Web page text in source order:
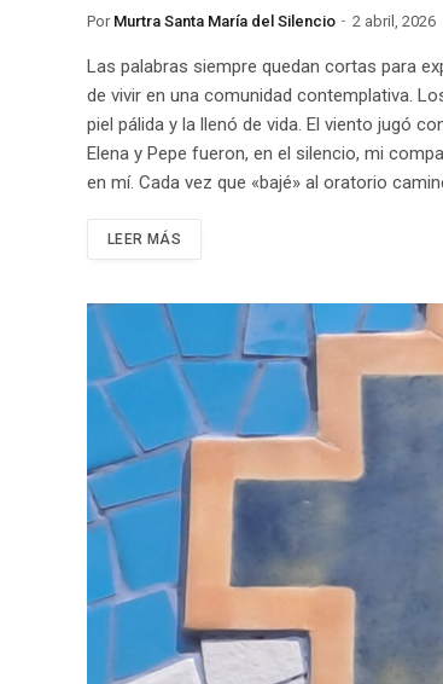
Por Murtra Santa María del Silencio 2 abril, 2026
Las palabras siempre quedan cortas para
de vivir en una comunidad contemplativa.
piel pálida y la llenó de vida. El viento jugó
Elena y Pepe fueron, en el silencio, mi
en mí. Cada vez que «bajé» al oratorio
LEER MÁS